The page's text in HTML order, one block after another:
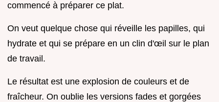
commencé à préparer ce plat.
On veut quelque chose qui réveille les papilles, qui
hydrate et qui se prépare en un clin d'œil sur le plan
de travail.
Le résultat est une explosion de couleurs et de
fraîcheur. On oublie les versions fades et gorgées